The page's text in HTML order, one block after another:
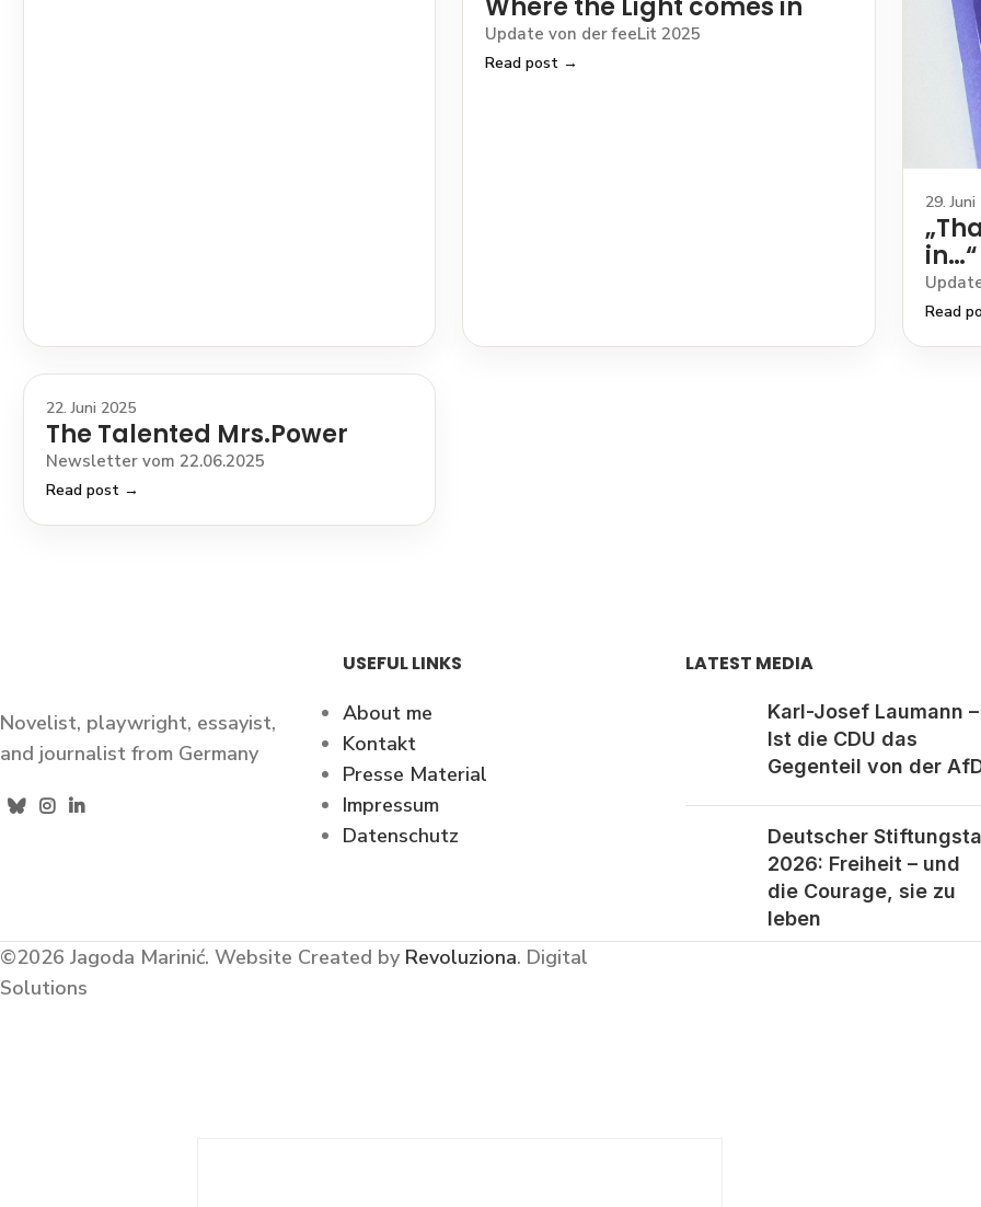
Where the Light comes in
Update von der feeLit 2025
Read post →
29.
in…“
Read
22. Juni 2025
The Talented Mrs.Power
Newsletter vom 22.06.2025
Read post →
Novelist, playwright, essayist,
and journalist from Germany
USEFUL LINKS
About me
Kontakt
Presse Material
Impressum
Datenschutz
LATEST MEDIA
Karl-Josef Laumann –
Ist die CDU das
Gegenteil von der
Deutscher
2026: Freiheit – und
die Courage, sie zu
leben
©2026 Jagoda Marinić. Website Created by Revoluziona. Digital
Solutions